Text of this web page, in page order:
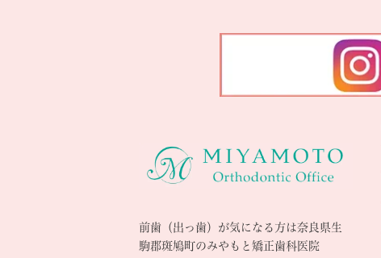
前歯（出っ歯）が気になる方は奈良県生
駒郡斑鳩町のみやもと矯正歯科医院